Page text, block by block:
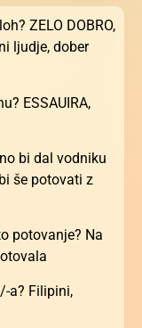
ZELO DOBRO,
ljudje, dober
ESSAUIRA,
bi dal vodniku
še potovati z
potovanje? Na
a? Filipini,